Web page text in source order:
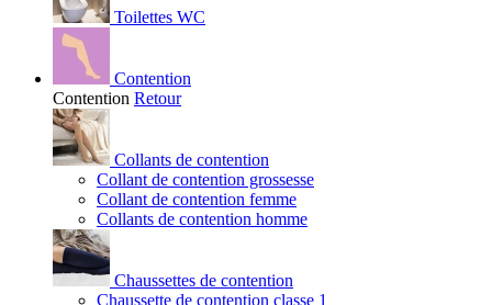
Toilettes WC
Contention
Contention Retour
Collants de contention
Collant de contention grossesse
Collant de contention femme
Collants de contention homme
Chaussettes de contention
Chaussette de contention classe 1